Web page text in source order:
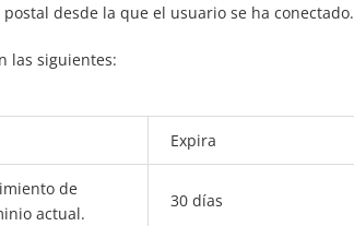
desde la que el usuario se ha conectado.
las siguientes:
Expira
de
actual.
30 días